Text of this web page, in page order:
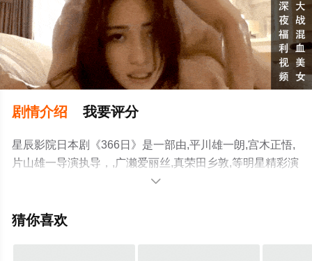
剧情介绍 我要评分
星辰影院日本剧《366日》是一部由,平川雄一朗,宫木正悟,
片山雄一导演执导，,广濑爱丽丝,真荣田乡敦,等明星精彩演
绎的日本电视剧，大结局剧情已揭晓（1-11全集），手机
多相关信息可移步至豆瓣电视剧、电视猫或剧情网等平台

猜你喜欢